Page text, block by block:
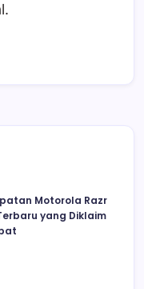
Motorola Razr
yang Diklaim